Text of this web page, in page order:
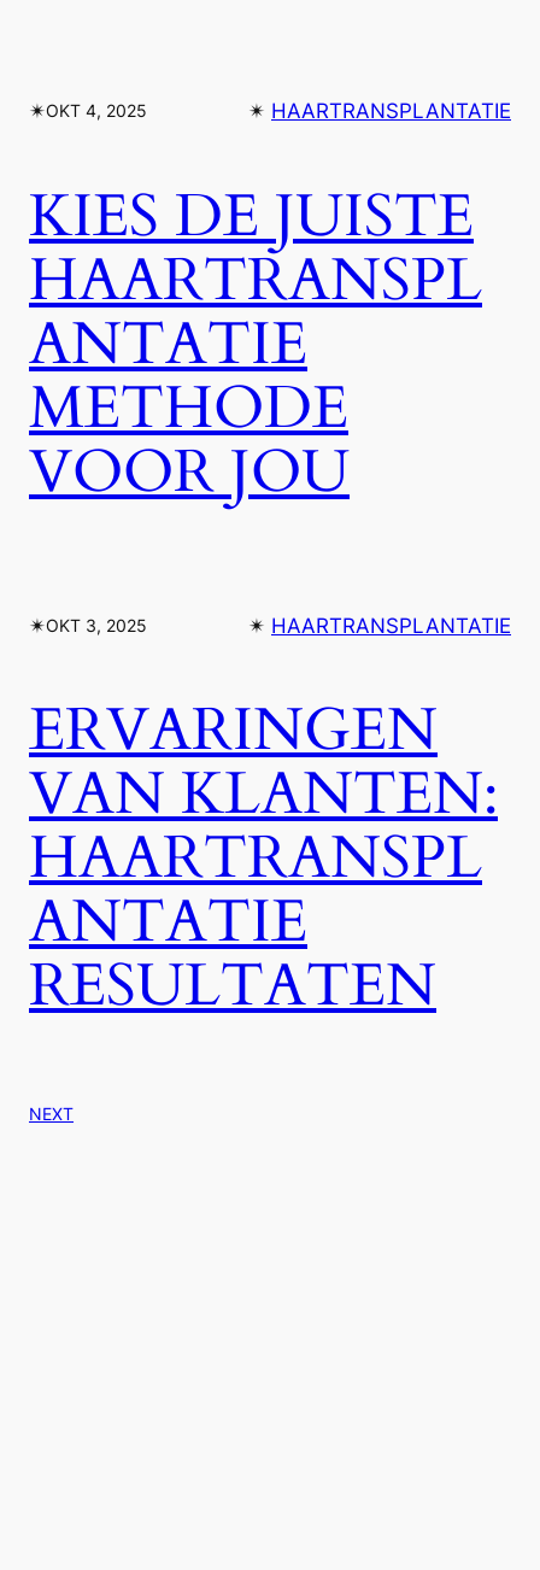
✴︎OKT 4, 2025 ✴︎ HAARTRANSPLANTATIE
KIES DE JUISTE
HAARTRANSPL
ANTATIE
METHODE
VOOR JOU
✴︎OKT 3, 2025 ✴︎ HAARTRANSPLANTATIE
ERVARINGEN
VAN KLANTEN:
HAARTRANSPL
ANTATIE
RESULTATEN
NEXT